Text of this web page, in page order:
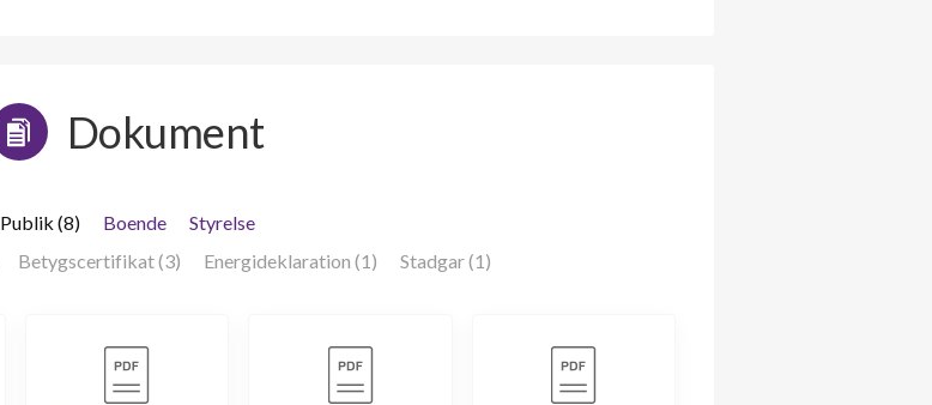
Dokument
Publik (8) Boende
Styrelse
Betygscertifikat (3) Energideklaration (1) Stadgar (1)